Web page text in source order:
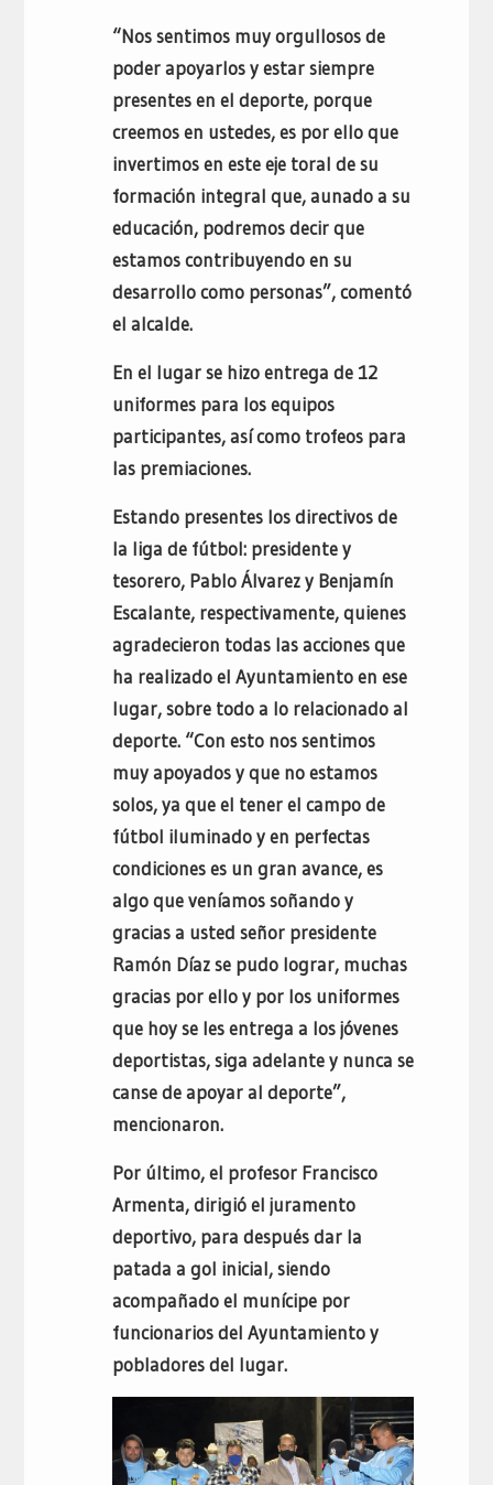
“Nos sentimos muy orgullosos de
poder apoyarlos y estar siempre
presentes en el deporte, porque
creemos en ustedes, es por ello que
invertimos en este eje toral de su
formación integral que, aunado a su
educación, podremos decir que
estamos contribuyendo en su
desarrollo como personas”, comentó
el alcalde.
En el lugar se hizo entrega de 12
uniformes para los equipos
participantes, así como trofeos para
las premiaciones.
Estando presentes los directivos de
la liga de fútbol: presidente y
tesorero, Pablo Álvarez y Benjamín
Escalante, respectivamente, quienes
agradecieron todas las acciones que
ha realizado el Ayuntamiento en ese
lugar, sobre todo a lo relacionado al
deporte. “Con esto nos sentimos
muy apoyados y que no estamos
solos, ya que el tener el campo de
fútbol iluminado y en perfectas
condiciones es un gran avance, es
algo que veníamos soñando y
gracias a usted señor presidente
Ramón Díaz se pudo lograr, muchas
gracias por ello y por los uniformes
que hoy se les entrega a los jóvenes
deportistas, siga adelante y nunca se
canse de apoyar al deporte”,
mencionaron.
Por último, el profesor Francisco
Armenta, dirigió el juramento
deportivo, para después dar la
patada a gol inicial, siendo
acompañado el munícipe por
funcionarios del Ayuntamiento y
pobladores del lugar.